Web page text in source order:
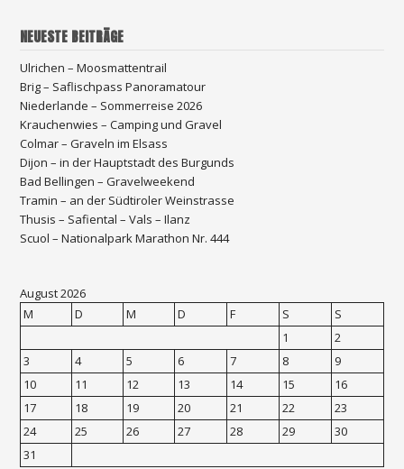
NEUESTE BEITRÄGE
Ulrichen – Moosmattentrail
Brig – Saflischpass Panoramatour
Niederlande – Sommerreise 2026
Krauchenwies – Camping und Gravel
Colmar – Graveln im Elsass
Dijon – in der Hauptstadt des Burgunds
Bad Bellingen – Gravelweekend
Tramin – an der Südtiroler Weinstrasse
Thusis – Safiental – Vals – Ilanz
Scuol – Nationalpark Marathon Nr. 444
August 2026
M
D M D F S
S
1
2
3
4 5 6 7 8
9
10
11 12 13 14 15
16
17
18 19 20 21 22
23
24
25 26 27 28 29
30
31